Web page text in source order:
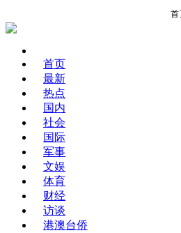
首
首页
最新
热点
国内
社会
国际
军事
文娱
体育
财经
访谈
港澳台侨